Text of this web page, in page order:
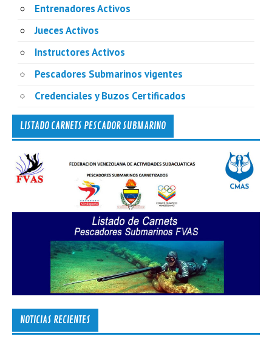
Entrenadores Activos
Jueces Activos
Instructores Activos
Pescadores Submarinos vigentes
Credenciales y Buzos Certificados
LISTADO CARNETS PESCADOR SUBMARINO
NOTICIAS RECIENTES